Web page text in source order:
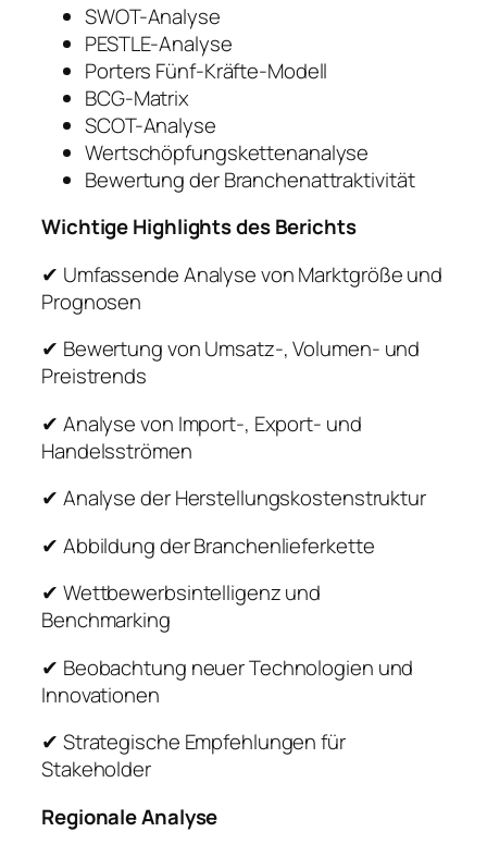
SWOT-Analyse
PESTLE-Analyse
Porters Fünf-Kräfte-Modell
BCG-Matrix
SCOT-Analyse
Wertschöpfungskettenanalyse
Bewertung der Branchenattraktivität
Wichtige Highlights des Berichts
✔ Umfassende Analyse von Marktgröße und
Prognosen
✔ Bewertung von Umsatz-, Volumen- und
Preistrends
✔ Analyse von Import-, Export- und
Handelsströmen
✔ Analyse der Herstellungskostenstruktur
✔ Abbildung der Branchenlieferkette
✔ Wettbewerbsintelligenz und
Benchmarking
✔ Beobachtung neuer Technologien und
Innovationen
✔ Strategische Empfehlungen für
Stakeholder
Regionale Analyse